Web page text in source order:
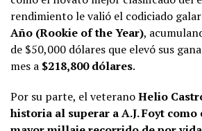
rendimiento le valió el codiciado
Año (Rookie of the Year),
de $50,000 dólares que elevó sus
mes a $218,800 dólares.
Por su parte, el veteranoHelio
historia al superar a A.J. Foyt